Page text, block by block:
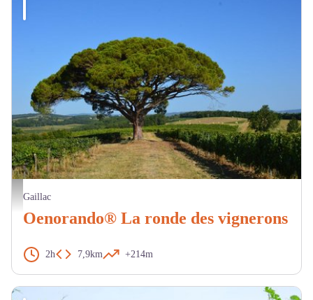
Pin parasol. - CDRP
Gaillac
Oenorando® La ronde des vignerons
2h 7,9km +214m